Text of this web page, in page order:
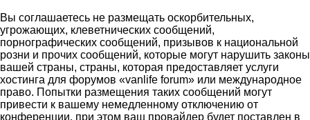
Вы соглашаетесь не размещать оскорбительных,
угрожающих, клеветнических сообщений,
порнографических сообщений, призывов к национальной
розни и прочих сообщений, которые могут нарушить законы
вашей страны, страны, которая предоставляет услуги
хостинга для форумов «vanlife forum» или международное
право. Попытки размещения таких сообщений могут
привести к вашему немедленному отключению от
конференции, при этом ваш провайдер будет поставлен в